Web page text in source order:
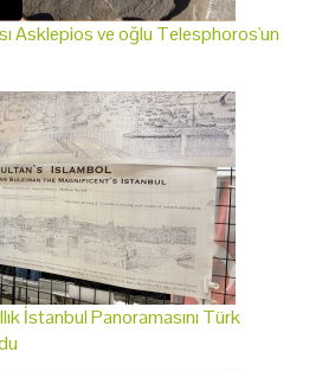
Asklepios ve oğlu Telesphoros'un
İstanbul Panoramasını Türk